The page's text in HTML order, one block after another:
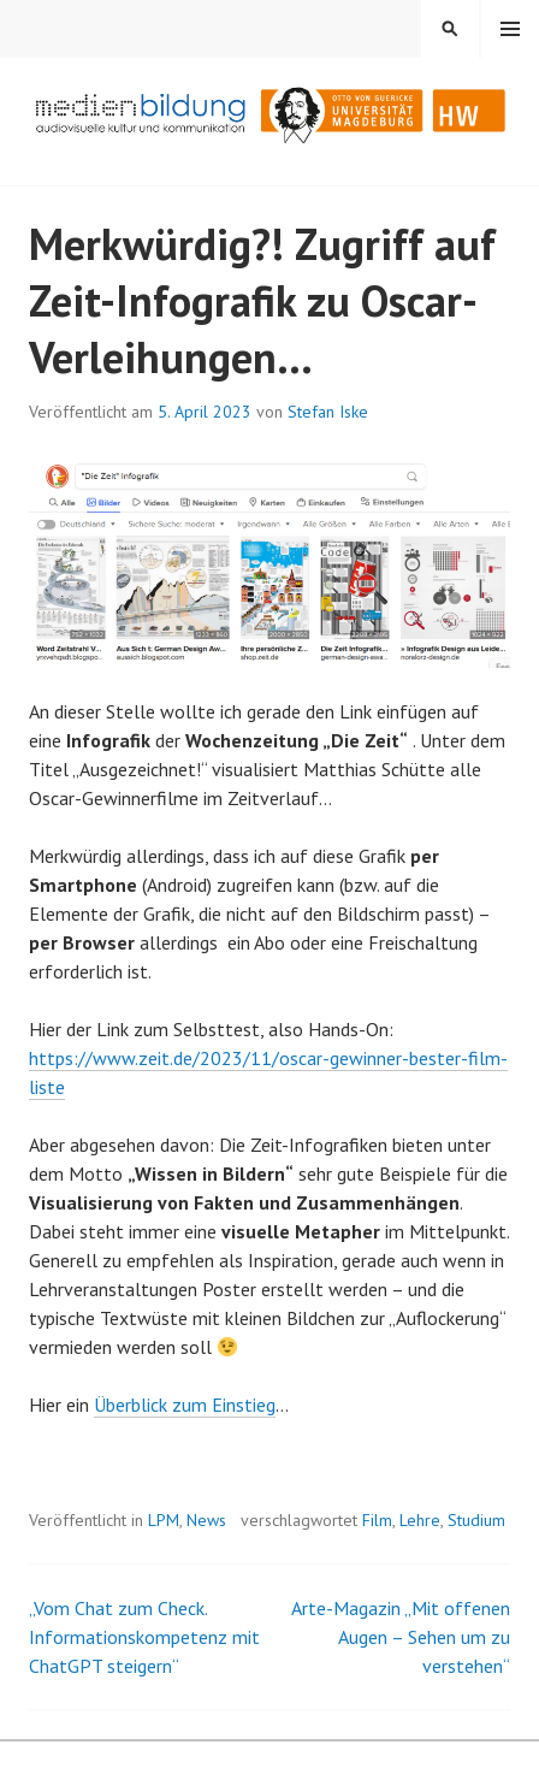
Audiovisuelle Kultur und Kommunikation
MENÜ
SUCHEN
Merkwürdig?! Zugriff auf
Zeit-Infografik zu Oscar-
Verleihungen…
Veröffentlicht am 5. April 2023 von Stefan Iske
An dieser Stelle wollte ich gerade den Link einfügen auf
eine Infografik der Wochenzeitung „Die Zeit“ . Unter dem
Titel „Ausgezeichnet!“ visualisiert Matthias Schütte alle
Oscar-Gewinnerfilme im Zeitverlauf…
Merkwürdig allerdings, dass ich auf diese Grafik per
Smartphone (Android) zugreifen kann (bzw. auf die
Elemente der Grafik, die nicht auf den Bildschirm passt) –
per Browser allerdings ein Abo oder eine Freischaltung
erforderlich ist.
Hier der Link zum Selbsttest, also Hands-On:
https://www.zeit.de/2023/11/oscar-gewinner-bester-film-
liste
Aber abgesehen davon: Die Zeit-Infografiken bieten unter
dem Motto „Wissen in Bildern“ sehr gute Beispiele für die
Visualisierung von Fakten und Zusammenhängen.
Dabei steht immer eine visuelle Metapher im Mittelpunkt.
Generell zu empfehlen als Inspiration, gerade auch wenn in
Lehrveranstaltungen Poster erstellt werden – und die
typische Textwüste mit kleinen Bildchen zur „Auflockerung“
vermieden werden soll
Hier ein Überblick zum Einstieg…
Veröffentlicht in LPM, News verschlagwortet Film, Lehre, Studium
Beitrags-
Navigation
„Vom Chat zum Check.
Informationskompetenz mit
ChatGPT steigern“
Arte-Magazin „Mit offenen
Augen – Sehen um zu
verstehen“